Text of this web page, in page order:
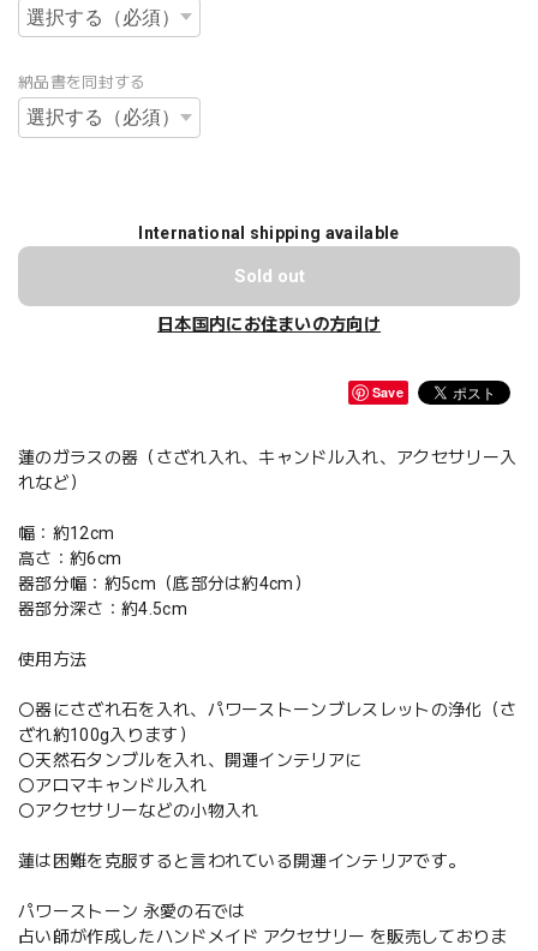
納品書を同封する
International shipping available
Sold out
日本国内にお住まいの方向け
Save
蓮のガラスの器（さざれ入れ、キャンドル入れ、アクセサリー入
れなど）
幅：約12cm
高さ：約6cm
器部分幅：約5cm（底部分は約4cm）
器部分深さ：約4.5cm
使用方法
〇器にさざれ石を入れ、パワーストーンブレスレットの浄化（さ
ざれ約100g入ります）
〇天然石タンブルを入れ、開運インテリアに
〇アロマキャンドル入れ
〇アクセサリーなどの小物入れ
蓮は困難を克服すると言われている開運インテリアです。
パワーストーン 永愛の石では
占い師が作成したハンドメイド アクセサリー を販売しておりま